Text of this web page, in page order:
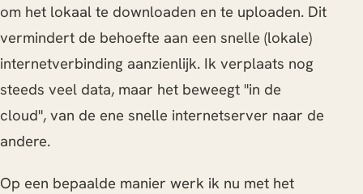
om het lokaal te downloaden en te uploaden. Dit
vermindert de behoefte aan een snelle (lokale)
internetverbinding aanzienlijk. Ik verplaats nog
steeds veel data, maar het beweegt "in de
cloud", van de ene snelle internetserver naar de
andere.
Op een bepaalde manier werk ik nu met het